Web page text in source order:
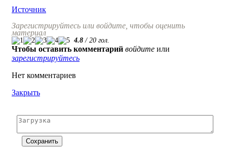
Источник
Зарегистрируйтесь или войдите, чтобы оценить
материал
4.8 / 20 гол.
Чтобы оставить комментарий войдите или
зарегистрируйтесь
Нет комментариев
Закрыть